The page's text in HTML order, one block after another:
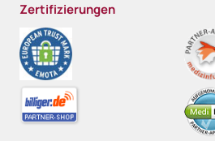
Zertifizierungen